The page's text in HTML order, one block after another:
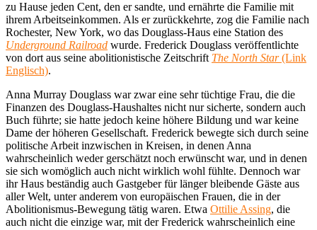
zu Hause jeden Cent, den er sandte, und ernährte die Familie mit
ihrem Arbeitseinkommen. Als er zurückkehrte, zog die Familie nach
Rochester, New York, wo das Douglass-Haus eine Station des
Underground Railroad wurde. Frederick Douglass veröffentlichte
von dort aus seine abolitionistische Zeitschrift The North Star(Link
Englisch).
Anna Murray Douglass war zwar eine sehr tüchtige Frau, die die
Finanzen des Douglass-Haushaltes nicht nur sicherte, sondern auch
Buch führte; sie hatte jedoch keine höhere Bildung und war keine
Dame der höheren Gesellschaft. Frederick bewegte sich durch seine
politische Arbeit inzwischen in Kreisen, in denen Anna
wahrscheinlich weder gerschätzt noch erwünscht war, und in denen
sie sich womöglich auch nicht wirklich wohl fühlte. Dennoch war
ihr Haus beständig auch Gastgeber für länger bleibende Gäste aus
aller Welt, unter anderem von europäischen Frauen, die in der
Abolitionismus-Bewegung tätig waren. Etwa Ottilie Assing, die
auch nicht die einzige war, mit der Frederick wahrscheinlich eine